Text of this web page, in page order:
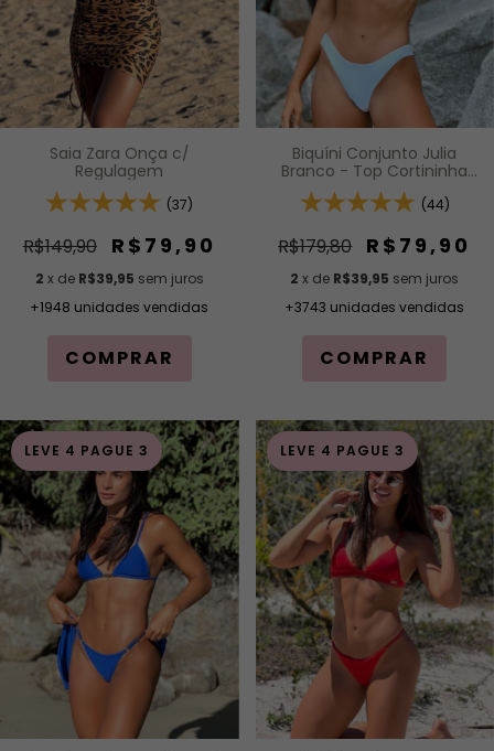
Saia Zara Onça c/
Regulagem
(37)
R$149,90 R$79,90
2 x de R$39,95 sem juros
+1948 unidades vendidas
COMPRAR
Biquíni Conjunto Julia
Branco - Top Cortininha
Fixa com Bojo Removível e
Calcinha Asa Delta Fio
(44)
R$179,80 R$79,90
2 x de R$39,95 sem juros
+3743 unidades vendidas
COMPRAR
LEVE 4 PAGUE 3 LEVE 4 PAGUE 3